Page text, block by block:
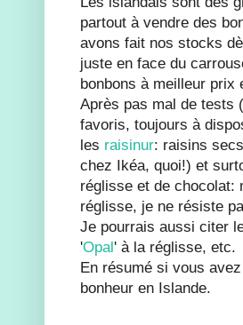
partout à vendre des
avons fait nos stocks
juste en face du
bonbons à meilleur prix
Après pas mal de tests
favoris, toujours à
les raisinur: raisins
chez Ikéa, quoi!) et
réglisse et de chocolat:
réglisse, je ne résiste
Je pourrais aussi citer
'Opal' à la réglisse, etc.
En résumé si vous
bonheur en Islande.